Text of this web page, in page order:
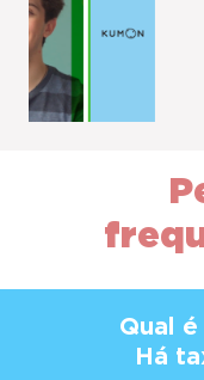
Qual
Há